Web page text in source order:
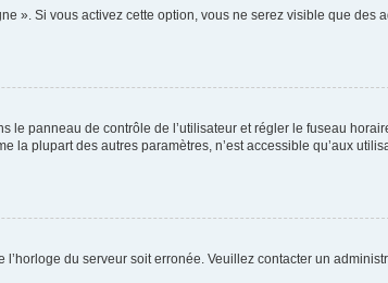
». Si vous activez cette option, vous ne serez visible que des
le panneau de contrôle de l’utilisateur et régler le fuseau
plupart des autres paramètres, n’est accessible qu’aux
du serveur soit erronée. Veuillez contacter un